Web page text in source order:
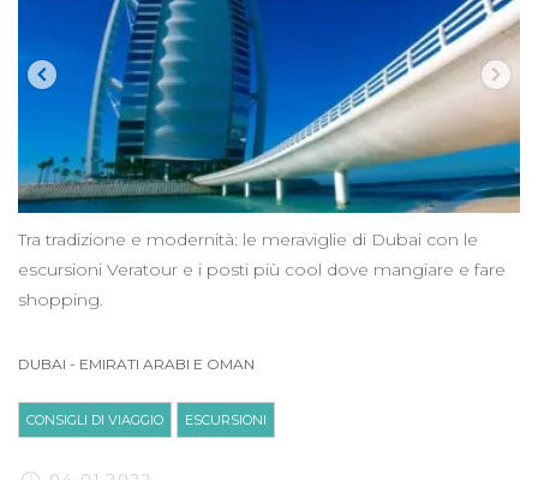
Tra tradizione e modernità: le meraviglie di Dubai con le
escursioni Veratour e i posti più cool dove mangiare e fare
shopping.
DUBAI - EMIRATI ARABI E OMAN
CONSIGLI DI VIAGGIO ESCURSIONI